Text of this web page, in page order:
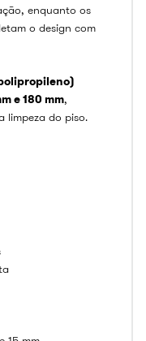
enquanto os
o design com
e 180 mm,
limpeza do piso.